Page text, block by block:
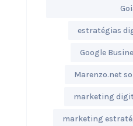
estratégias
Google
Marenzo.net
marketing
marketing